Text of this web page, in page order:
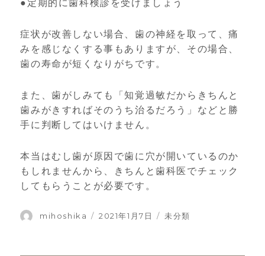
●定期的に歯科検診を受けましょう
症状が改善しない場合、歯の神経を取って、痛
みを感じなくする事もありますが、その場合、
歯の寿命が短くなりがちです。
また、歯がしみても「知覚過敏だからきちんと
歯みがきすればそのうち治るだろう」などと勝
手に判断してはいけません。
本当はむし歯が原因で歯に穴が開いているのか
もしれませんから、きちんと歯科医でチェック
してもらうことが必要です。
投
mihoshika
投
2021年1月7日
カ
未分類